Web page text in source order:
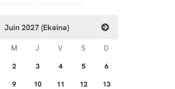
Juin 2027 (Ekaina)
M J V S D
2 3 4 5 6
9 10 11 12 13